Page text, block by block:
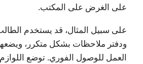
على الغرض على المكتب.
على سبيل المثال، قد يستخدم
ودفتر ملاحظات بشكل متكرر،
العمل للوصول الفوري. توضع